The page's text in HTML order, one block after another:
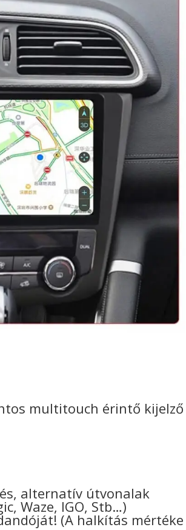
multitouch érintő kijelző
alternatív útvonalak
Waze, IGO, Stb…)
(A halkítás mértéke